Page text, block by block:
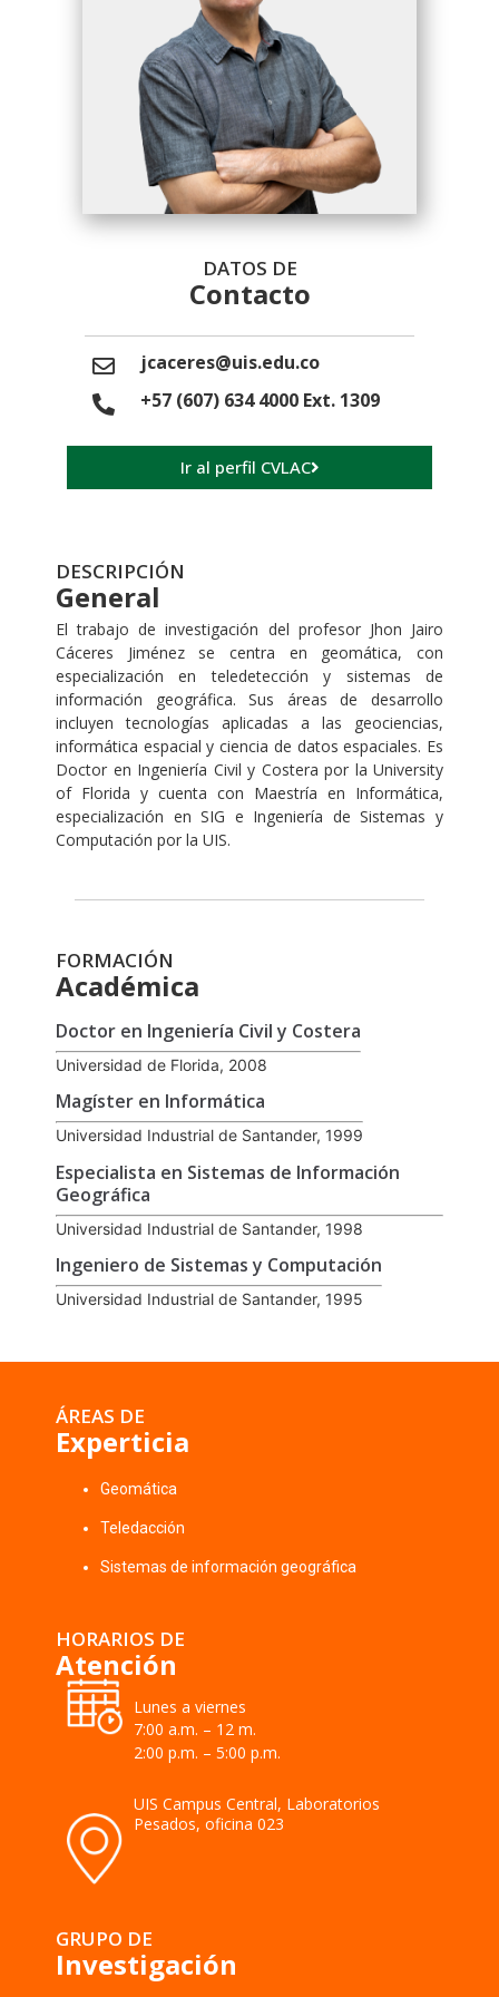
DATOS DE
Contacto
jcaceres@uis.edu.co
+57 (607) 634 4000 Ext. 1309
Ir al perfil CVLAC
DESCRIPCIÓN
General
El trabajo de investigación del profesor Jhon Jairo
Cáceres Jiménez se centra en geomática, con
especialización en teledetección y sistemas de
información geográfica. Sus áreas de desarrollo
incluyen tecnologías aplicadas a las geociencias,
informática espacial y ciencia de datos espaciales. Es
Doctor en Ingeniería Civil y Costera por la University
of Florida y cuenta con Maestría en Informática,
especialización en SIG e Ingeniería de Sistemas y
Computación por la UIS.
FORMACIÓN
Académica
Doctor en Ingeniería Civil y Costera
Universidad de Florida, 2008
Magíster en Informática
Universidad Industrial de Santander, 1999
Especialista en Sistemas de Información
Geográfica
Universidad Industrial de Santander, 1998
Ingeniero de Sistemas y Computación
Universidad Industrial de Santander, 1995
ÁREAS DE
Experticia
Geomática
Teledacción
Sistemas de información geográfica
HORARIOS DE
Atención
Lunes a viernes
7:00 a.m. – 12 m.
2:00 p.m. – 5:00 p.m.
UIS Campus Central, Laboratorios
Pesados, oficina 023
GRUPO DE
Investigación